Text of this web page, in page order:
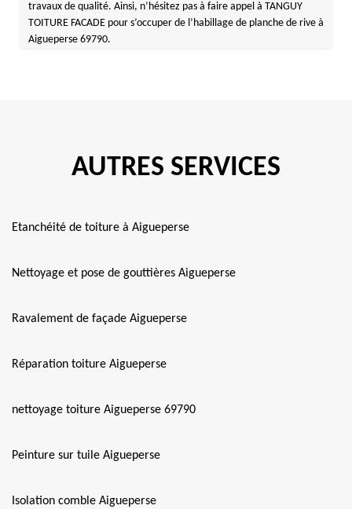
travaux de qualité. Ainsi, n’hésitez pas à faire appel à TANGUY
TOITURE FACADE pour s’occuper de l’habillage de planche de rive à
Aigueperse 69790.
AUTRES SERVICES
Etanchéité de toiture à Aigueperse
Nettoyage et pose de gouttières Aigueperse
Ravalement de façade Aigueperse
Réparation toiture Aigueperse
nettoyage toiture Aigueperse 69790
Peinture sur tuile Aigueperse
Isolation comble Aigueperse